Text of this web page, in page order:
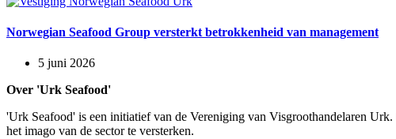
Norwegian Seafood Group versterkt betrokkenheid van management
5 juni 2026
Over 'Urk Seafood'
'Urk Seafood' is een initiatief van de Vereniging van Visgroothandelaren
het imago van de sector te versterken.